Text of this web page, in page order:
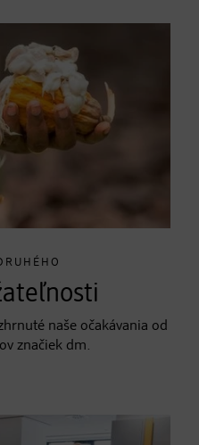
naše očakávania od
značiek dm.